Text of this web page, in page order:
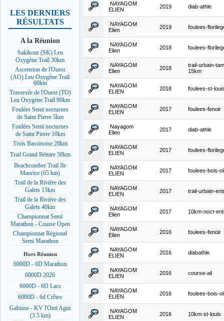
LES DERNIERS
RÉSULTATS
A la Réunion
Sakikour (SK) Leu
Oxygène Trail 30km
Ascension de l'Ouest
(AO) Leu Oxygène Trail
60km
Traversée de l'Ouest (TO)
Leu Oxygène Trail 90km
Foulées Semi nocturnes
de Saint Pierre 5km
Foulées Semi nocturnes
de Saint Pierre 10km
Trois Bassinoise 28km
Trail Grand Bénare 50km
Beachcomber Trail Ile
Maurice (65 km)
Trail de la Rivière des
Galets 15km
Trail de la Rivière des
Galets 40km
Championnat Semi
Marathon - Course Open
Championnat Régional
Semi Marathon
Hors Réunion
6000D - 6D Marathon
6000D 2026
6000D - 6D Lacs
6000D - 6d Crêtes
Gabizos - KV l'Omi Agut
(3.5 km)
NAYAGOM
ELIEN
2019 diab-athle
NAYAGOM
Elien
2019 foulees-
NAYAGOM
Elien
2018 foulees-
NAYAGOM
Elien
2018
trail-urbain-
15km
NAYAGOM
ELIEN
2018 foulees-st-
NAYAGOM
ELIEN
2017 foulees-fenoir
Nayagom
Elien
2017 diab-athle
NAYAGOM
ELIEN
2017 foulees-
NAYAGOM
ELIEN
2017 foulees-bois-
NAYAGOM
ELIEN
2017 trail-urbain-
NAYAGOM
Elien
2017 10km-noct-
NAYAGOM
Elien
2016 foulees-fenoir
NAYAGOM
ELIEN
2016 diabathle
NAYAGOM
ELIEN
2016 course-ail
NAYAGOM
ELIEN
2016 foulees-bois-
NAYAGOM
ELIEN
2016 10km-st-louis